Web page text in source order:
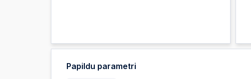
Papildu parametri